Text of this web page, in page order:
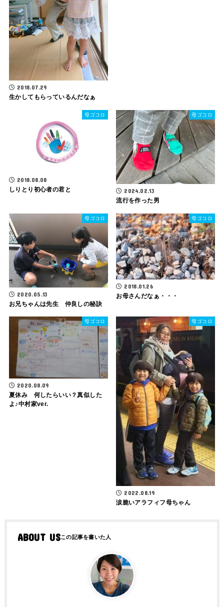
2018.07.29
生かしてもらっているんだなぁ
母ゴコロ
2018.08.08
しりとり初心者の君と
母ゴコロ
2024.02.13
流行を作った男
母ゴコロ
2020.05.13
お兄ちゃんは先生 仲良しの秘訣
母ゴコロ
2018.01.26
お母さんだなぁ・・・
母ゴコロ
2020.08.09
夏休み 何したらいい？真似した
よ♪中村家ver.
母ゴコロ
2022.08.19
涙脆いアラフィフ母ちゃん
ABOUT US